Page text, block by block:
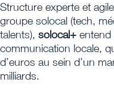
Structure experte et
groupe solocal (tech,
talents), solocal+ entend
communication locale,
d’euros au sein d’un
milliards.